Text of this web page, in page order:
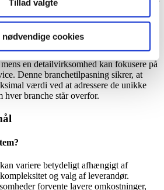
Tillad valgte
nødvendige cookies
ideelle for virksomheder, der forventer
specifikke brancher. For eksempel
for produktion drage fordel af moduler,
management og
en detailvirksomhed kan fokusere på
Denne branchetilpasning sikrer, at
værdi ved at adressere de unikke
hver branche står overfor.
variere betydeligt afhængigt af
og valg af leverandør.
forvente lavere omkostninger,